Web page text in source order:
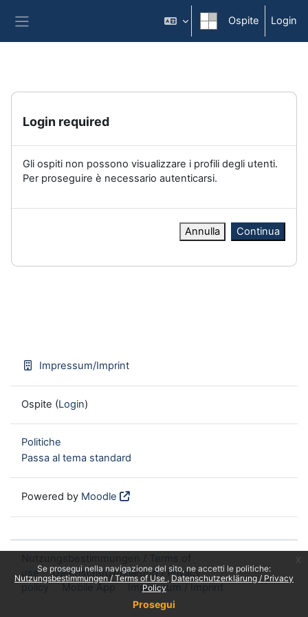
Se prosegui nella navigazione del sito, ne accetti le politiche:
Nutzungsbestimmungen / Terms of Use
Datenschutzerklärung / Privacy
Policy
Prosegui
Ospite Login
Login required
Gli ospiti non possono visualizzare i profili degli utenti.
Per proseguire è necessario autenticarsi.
Annulla Continua
Impressum/Imprint
Ospite (Login)
Politiche
Passa al tema standard
Powered by Moodle
use
Datenschutzerklärung / Privacy
policy
Mobile App Impressum / Imprint